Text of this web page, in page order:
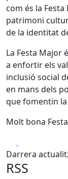
com és la
patrimoni
de la identitat
La Festa Major
a enfortir els
inclusió social
en mans dels
que fomentin
Molt bona
Darrera
RSS